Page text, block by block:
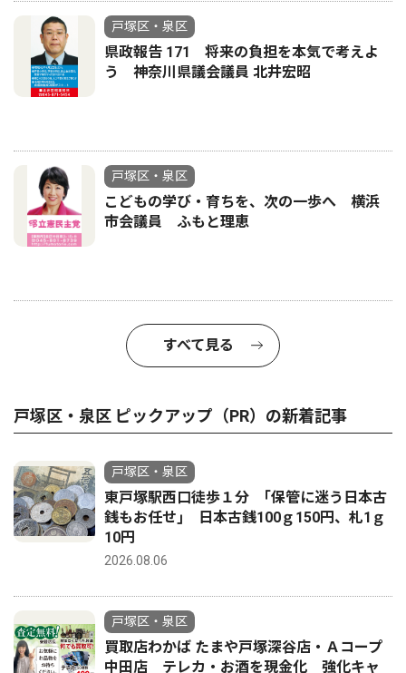
戸塚区・泉区
県政報告 171 将来の負担を本気で考えよ
う 神奈川県議会議員 北井宏昭
戸塚区・泉区
こどもの学び・育ちを、次の一歩へ 横浜
市会議員 ふもと理恵
すべて見る
戸塚区・泉区 ピックアップ（PR）の新着記事
戸塚区・泉区
東戸塚駅西口徒歩１分 ｢保管に迷う日本古
銭もお任せ｣ 日本古銭100ｇ150円、札1ｇ
10円
2026.08.06
戸塚区・泉区
買取店わかば たまや戸塚深谷店・Ａコープ
中田店 テレカ・お酒を現金化 強化キャ